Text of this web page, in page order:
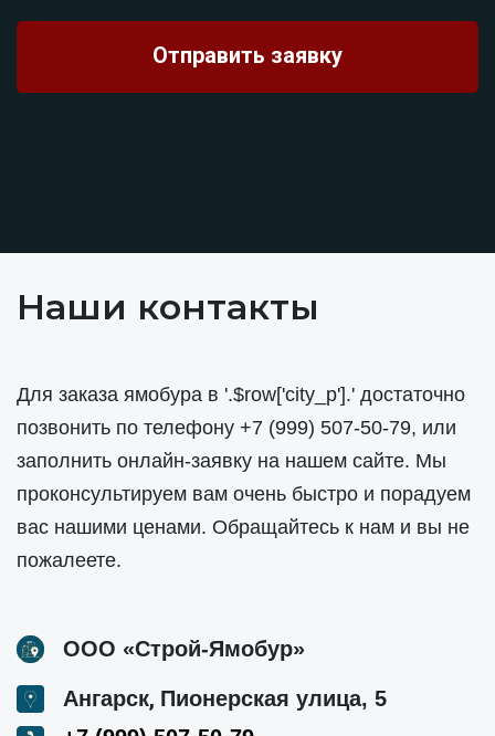
Наши контакты
Для заказа ямобура в '.$row['city_p'].' достаточно
позвонить по телефону +7 (999) 507-50-79, или
заполнить онлайн-заявку на нашем сайте. Мы
проконсультируем вам очень быстро и порадуем
вас нашими ценами. Обращайтесь к нам и вы не
пожалеете.
ООО «Строй-Ямобур»
Ангарск, Пионерская улица, 5